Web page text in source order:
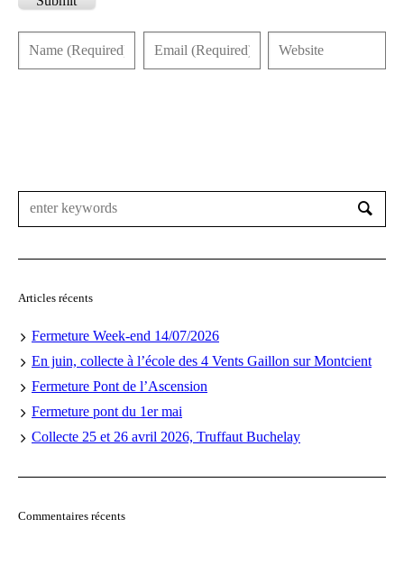
Articles récents
Fermeture Week-end 14/07/2026
En juin, collecte à l’école des 4 Vents Gaillon sur Montcient
Fermeture Pont de l’Ascension
Fermeture pont du 1er mai
Collecte 25 et 26 avril 2026, Truffaut Buchelay
Commentaires récents